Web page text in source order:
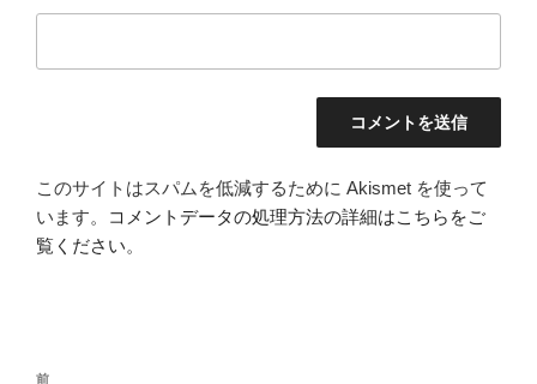
このサイトはスパムを低減するために Akismet を使って
います。
コメントデータの処理方法の詳細はこちらをご
覧ください。
投
前